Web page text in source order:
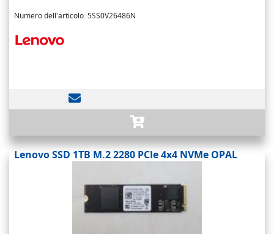
Numero dell'articolo: 5SS0V26486N
Lenovo SSD 1TB M.2 2280 PCIe 4x4 NVMe OPAL